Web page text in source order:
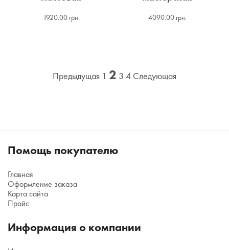
1920.00 грн. 4090.00 грн.
Предыдущая 1 2 3 4 Следующая
Помощь покупателю
Главная
Оформление заказа
Карта сайта
Прайс
Информация о компании